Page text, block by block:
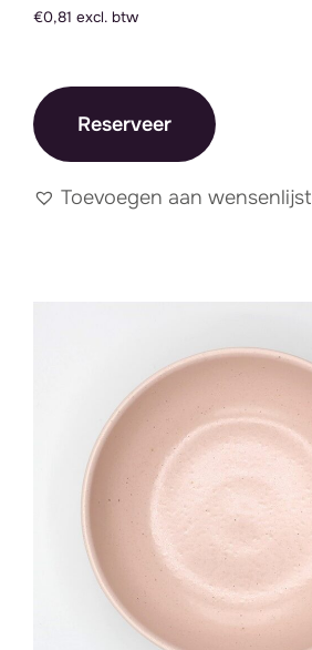
€0,81 excl. btw
Reserveer
Toevoegen aan wensenlijst